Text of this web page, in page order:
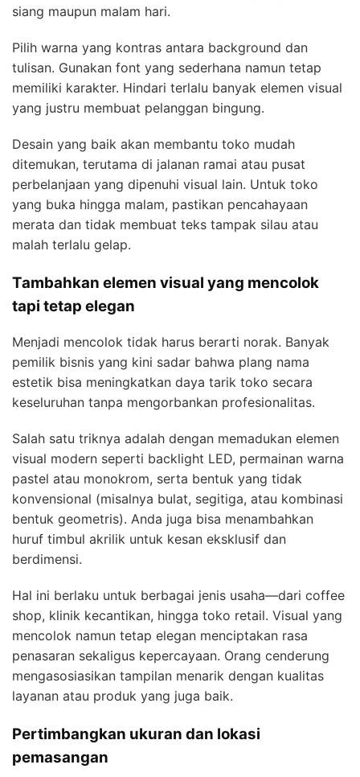
siang maupun malam hari.
Pilih warna yang kontras antara background dan
tulisan. Gunakan font yang sederhana namun tetap
memiliki karakter. Hindari terlalu banyak elemen visual
yang justru membuat pelanggan bingung.
Desain yang baik akan membantu toko mudah
ditemukan, terutama di jalanan ramai atau pusat
perbelanjaan yang dipenuhi visual lain. Untuk toko
yang buka hingga malam, pastikan pencahayaan
merata dan tidak membuat teks tampak silau atau
malah terlalu gelap.
Tambahkan elemen visual yang mencolok
tapi tetap elegan
Menjadi mencolok tidak harus berarti norak. Banyak
pemilik bisnis yang kini sadar bahwa plang nama
estetik bisa meningkatkan daya tarik toko secara
keseluruhan tanpa mengorbankan profesionalitas.
Salah satu triknya adalah dengan memadukan elemen
visual modern seperti backlight LED, permainan warna
pastel atau monokrom, serta bentuk yang tidak
konvensional (misalnya bulat, segitiga, atau kombinasi
bentuk geometris). Anda juga bisa menambahkan
huruf timbul akrilik untuk kesan eksklusif dan
berdimensi.
Hal ini berlaku untuk berbagai jenis usaha—dari coffee
shop, klinik kecantikan, hingga toko retail. Visual yang
mencolok namun tetap elegan menciptakan rasa
penasaran sekaligus kepercayaan. Orang cenderung
mengasosiasikan tampilan menarik dengan kualitas
layanan atau produk yang juga baik.
Pertimbangkan ukuran dan lokasi
pemasangan